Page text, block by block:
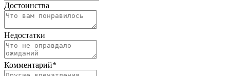
Достоинства
Недостатки
Комментарий*